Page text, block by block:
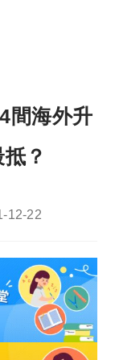
間海外升
？
12-22